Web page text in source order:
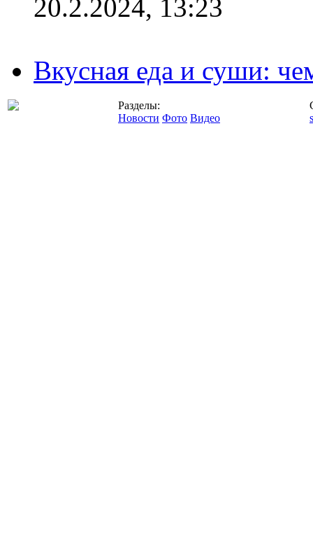
20.2.2024, 13:23
Вкусная еда и суши:
Разделы:
Новости Фото Видео